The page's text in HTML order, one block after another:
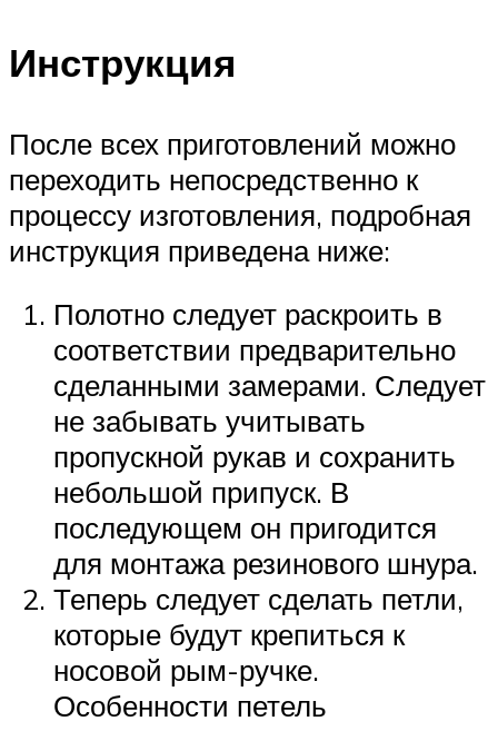
Инструкция
После всех приготовлений можно
переходить непосредственно к
процессу изготовления, подробная
инструкция приведена ниже:
Полотно следует раскроить в
соответствии предварительно
сделанными замерами. Следует
не забывать учитывать
пропускной рукав и сохранить
небольшой припуск. В
последующем он пригодится
для монтажа резинового шнура.
Теперь следует сделать петли,
которые будут крепиться к
носовой рым-ручке.
Особенности петель